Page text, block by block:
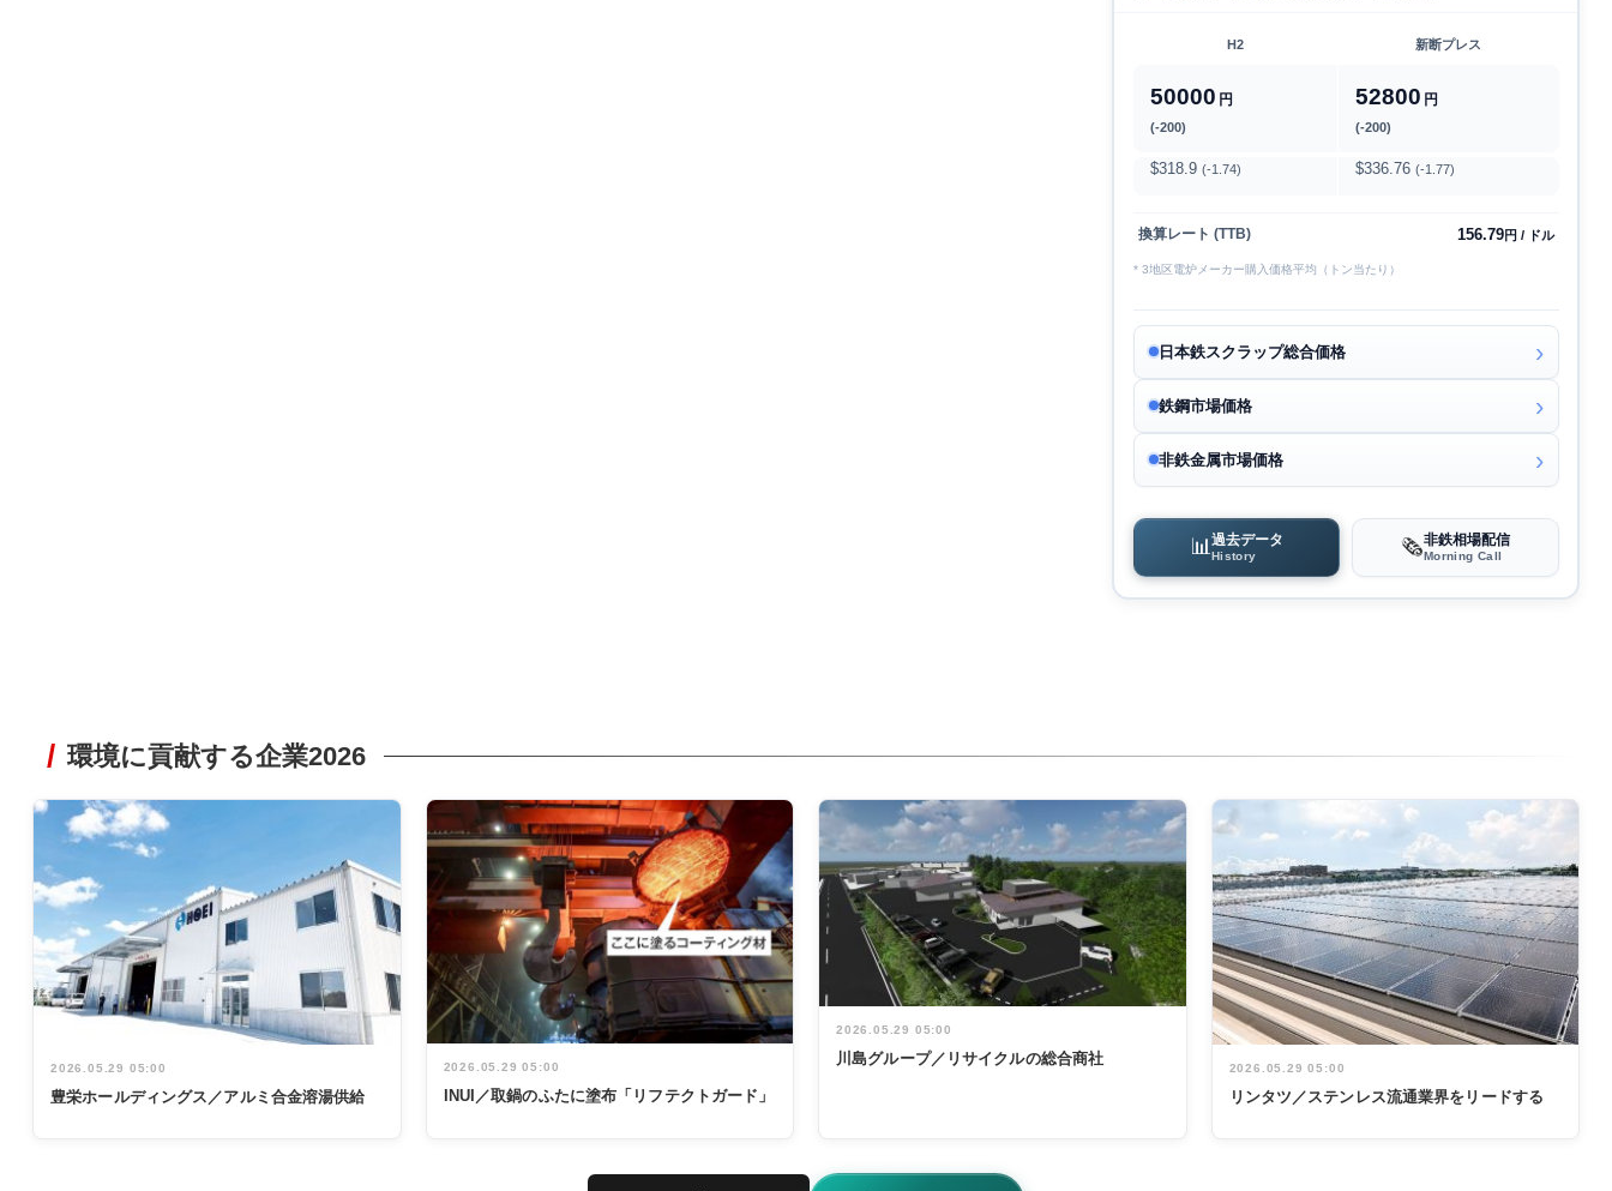
H2 新断プレス
50000 円
(-200)
52800 円
(-200)
$318.9 (-1.74) $336.76 (-1.77)
換算レート (TTB) 156.79円 / ドル
* 3地区電炉メーカー購入価格平均（トン当たり）
日本鉄スクラップ総合価格
鉄鋼市場価格
非鉄金属市場価格
📊 過去データ
History 🗞️非鉄相場配信
Morning Call
環境に貢献する企業2026
2026.05.29 05:00
豊栄ホールディングス／アルミ合金溶湯供給
2026.05.29 05:00
INUI／取鍋のふたに塗布「リフテクトガード」
2026.05.29 05:00
川島グループ／リサイクルの総合商社
2026.05.29 05:00
リンタツ／ステンレス流通業界をリードする